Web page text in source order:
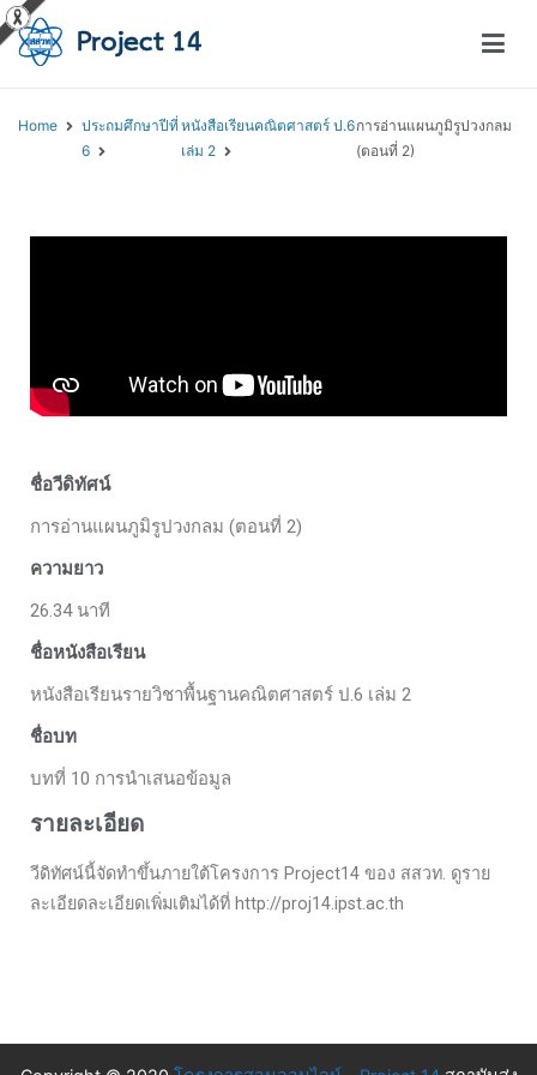
Home
ประถมศึกษาปีที่
6
หนังสือเรียนคณิตศาสตร์ ป.6
เล่ม 2
การอ่านแผนภูมิรูปวงกลม
(ตอนที่ 2)
ชื่อวีดิทัศน์
การอ่านแผนภูมิรูปวงกลม (ตอนที่ 2)
ความยาว
26.34 นาที
ชื่อหนังสือเรียน
หนังสือเรียนรายวิชาพื้นฐานคณิตศาสตร์ ป.6 เล่ม 2
ชื่อบท
บทที่ 10 การนำเสนอข้อมูล
รายละเอียด
วีดิทัศน์นี้จัดทำขึ้นภายใต้โครงการ Project14 ของ สสวท. ดูราย
ละเอียดละเอียดเพิ่มเติมได้ที่ http://proj14.ipst.ac.th